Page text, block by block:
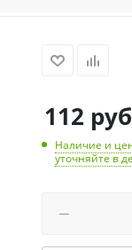
112
Наличие и
уточняйте в